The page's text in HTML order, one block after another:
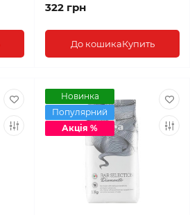
322 грн
До кошикаКупить
Новинка
Популярний
Акція %